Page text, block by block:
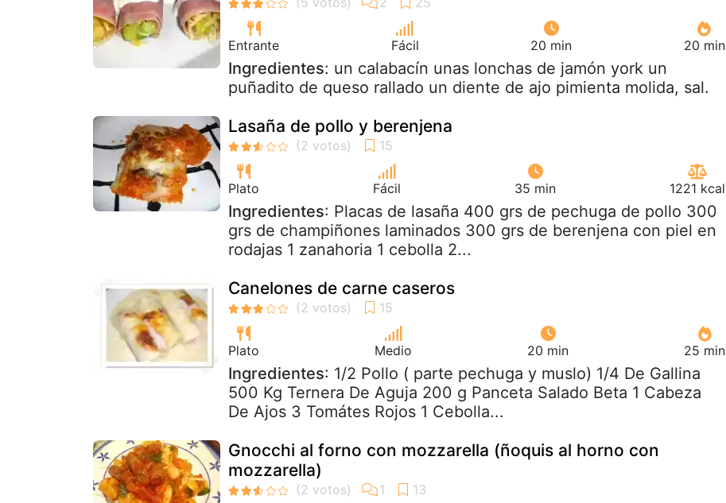
Entrante Fácil 20 min 20 min
Ingredientes: un calabacín unas lonchas de jamón york un
puñadito de queso rallado un diente de ajo pimienta molida, sal.
Lasaña de pollo y berenjena
Plato Fácil 35 min 1221 kcal
Ingredientes: Placas de lasaña 400 grs de pechuga de pollo 300
grs de champiñones laminados 300 grs de berenjena con piel en
rodajas 1 zanahoria 1 cebolla 2...
Canelones de carne caseros
Plato Medio 20 min 25 min
Ingredientes: 1/2 Pollo ( parte pechuga y muslo) 1/4 De Gallina
500 Kg Ternera De Aguja 200 g Panceta Salado Beta 1 Cabeza
De Ajos 3 Tomátes Rojos 1 Cebolla...
Gnocchi al forno con mozzarella (ñoquis al horno con
mozzarella)